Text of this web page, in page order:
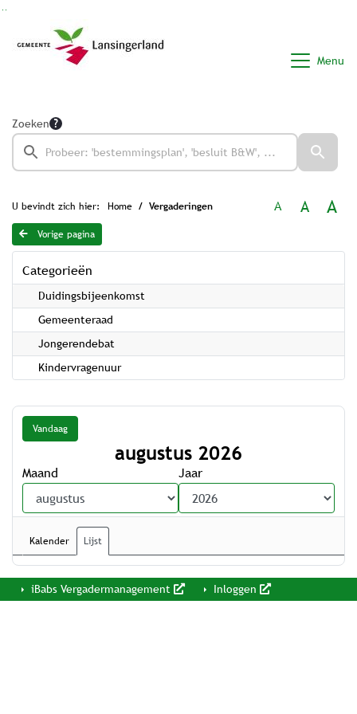
Menu
Zoeken
U bevindt zich hier: Home Vergaderingen A A A
Vorige pagina
Categorieën
Duidingsbijeenkomst
Gemeenteraad
Jongerendebat
Kindervragenuur
Vandaag
augustus 2026
Maand Jaar
Kalender Lijst
iBabs Vergadermanagement Inloggen